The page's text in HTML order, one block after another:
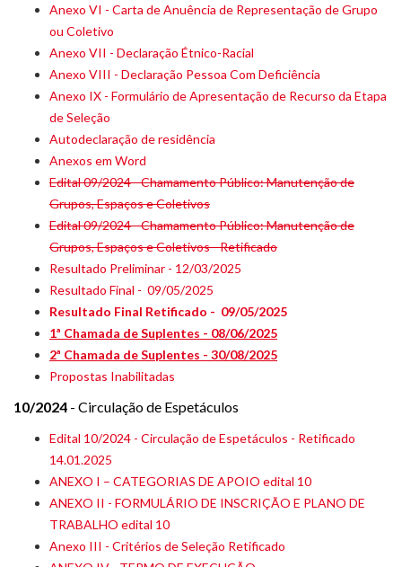
Anexo VI - Carta de Anuência de Representação de Grupo
ou Coletivo
Anexo VII - Declaração Étnico-Racial
Anexo VIII - Declaração Pessoa Com Deficiência
Anexo IX - Formulário de Apresentação de Recurso da Etapa
de Seleção
Autodeclaração de residência
Anexos em Word
Edital 09/2024 - Chamamento Público: Manutenção de
Grupos, Espaços e Coletivos
Edital 09/2024 - Chamamento Público: Manutenção de
Grupos, Espaços e Coletivos - Retificado
Resultado Preliminar - 12/03/2025
Resultado Final - 09/05/2025
Resultado Final Retificado - 09/05/2025
1ª Chamada de Suplentes - 08/06/2025
2ª Chamada de Suplentes - 30/08/2025
Propostas Inabilitadas
10/2024 - Circulação de Espetáculos
Edital 10/2024 - Circulação de Espetáculos - Retificado
14.01.2025
ANEXO I – CATEGORIAS DE APOIO edital 10
ANEXO II - FORMULÁRIO DE INSCRIÇÃO E PLANO DE
TRABALHO edital 10
Anexo III - Critérios de Seleção Retificado